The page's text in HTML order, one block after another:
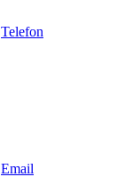
Telefon
Email